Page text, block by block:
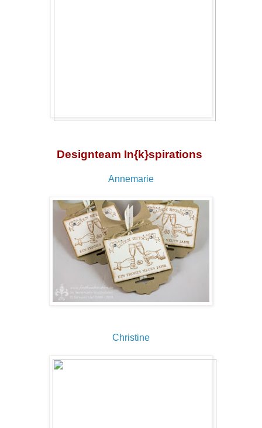
Designteam In{k}spirations
Annemarie
Christine